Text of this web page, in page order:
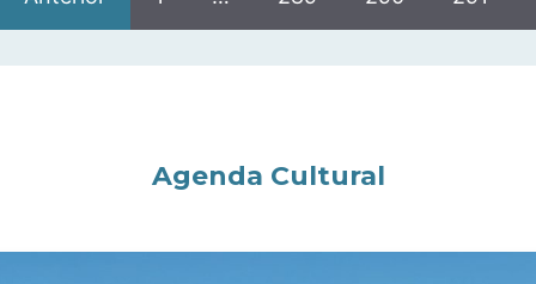
Agenda Cultural